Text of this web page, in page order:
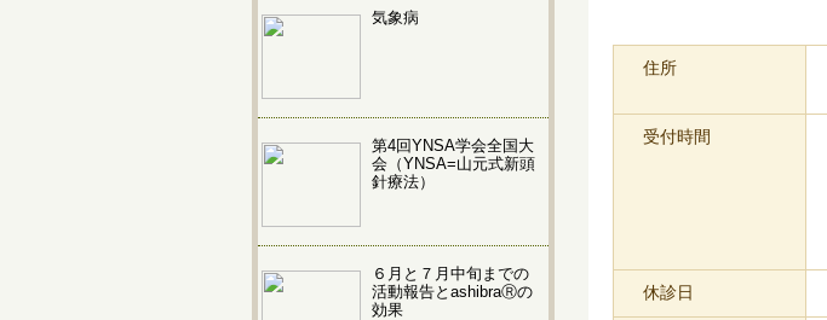
住所
受付時間
休診日
気象病
第4回YNSA学会全国大
会（YNSA=山元式新頭
針療法）
６月と７月中旬までの
活動報告とashibraⓇの
効果